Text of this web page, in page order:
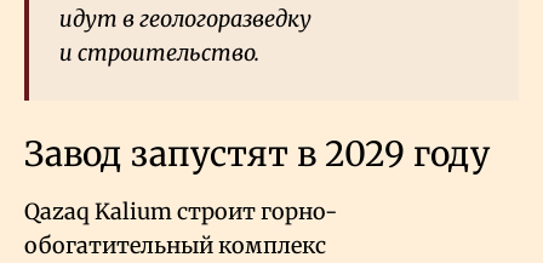
идут в геологоразведку
и строительство.
Завод запустят в 2029 году
Qazaq Kalium строит горно-
обогатительный комплекс